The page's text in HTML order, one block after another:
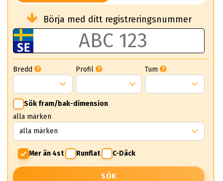
Börja med ditt registreringsnummer
Bredd Profil Tum
Sök fram/bak-dimension
alla märken
Mer än 4st Runflat C-Däck
SÖK